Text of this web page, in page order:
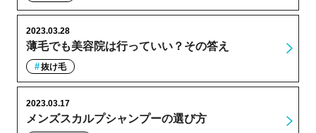
薄毛でも美容院は行っていい？その答え
2023.03.28
抜け毛
メンズスカルプシャンプーの選び方
2023.03.17